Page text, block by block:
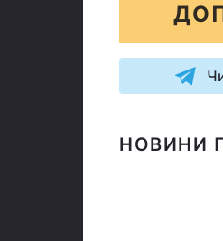
НОВИНИ